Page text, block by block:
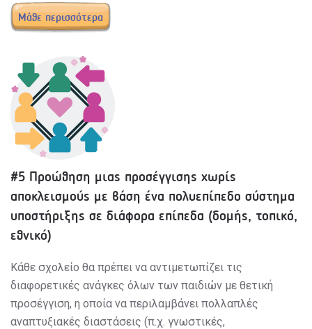
Μάθε περισσότερα
#5 Προώθηση μιας προσέγγισης χωρίς
αποκλεισμούς με βάση ένα πολυεπίπεδο σύστημα
υποστήριξης σε διάφορα επίπεδα (δομής, τοπικό,
εθνικό)
Κάθε σχολείο θα πρέπει να αντιμετωπίζει τις
διαφορετικές ανάγκες όλων των παιδιών με θετική
προσέγγιση, η οποία να περιλαμβάνει πολλαπλές
αναπτυξιακές διαστάσεις (π.χ. γνωστικές,